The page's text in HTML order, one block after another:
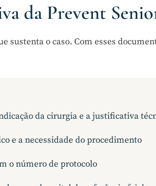
da Prevent
sustenta o caso. Com esses
da cirurgia e a justificativa
e a necessidade do procedimento
o número de protocolo